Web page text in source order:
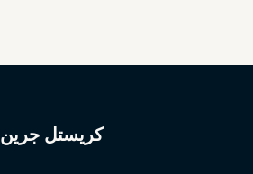
كريستل جرين